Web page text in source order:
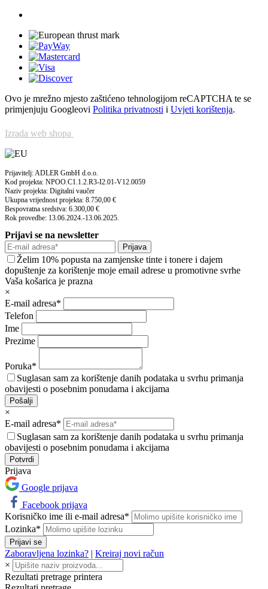
Ovo je mrežno mjesto zaštićeno tehnologijom reCAPTCHA te se
primjenjuju Googleovi Politika privatnosti i Uvjeti korištenja.
Izrada web shopa
Prijavitelj: ADLER GmbH d.o.o.
Kod projekta: NPOO.C1.1.2.R3-I2.01-V12.0059
Naziv projekta: Digitalni vaučer
Ukupna vrijednost projekta: 8.750,00 €
Bespovratna sredstva: 6.300,00 €
Rok provedbe: 13.06.2024.-13.06.2025.
Prijavi se na newsletter
Prijava
Želim 10% popusta na zamjenske tinte i tonere i dajem
dopuštenje za korištenje moje email adrese u promotivne svrhe
Vaša košarica je prazna
×
E-mail adresa*
Telefon
Ime
Prezime
Poruka*
Suglasan sam za korištenje danih podataka u svrhu primanja
obavijesti o posebnim ponudama i akcijama
Pošalji
×
E-mail adresa*
Suglasan sam za korištenje danih podataka u svrhu primanja
obavijesti o posebnim ponudama i akcijama
Prijava
Google prijava
Facebook prijava
Korisničko ime ili e-mail adresa*
Lozinka*
Prijavi se
Zaboravljena lozinka? | Kreiraj novi račun
×
Rezultati pretrage printera